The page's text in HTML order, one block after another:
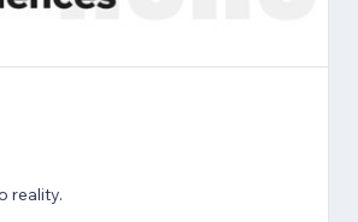
reality.